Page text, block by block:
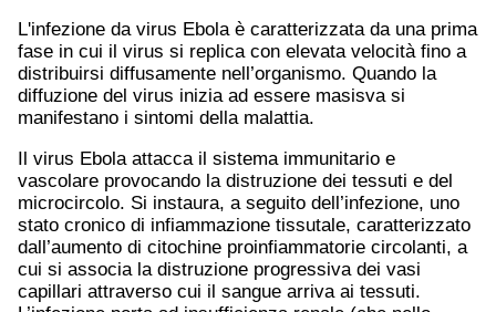
L'infezione da virus Ebola è caratterizzata da una prima
fase in cui il virus si replica con elevata velocità fino a
distribuirsi diffusamente nell’organismo. Quando la
diffuzione del virus inizia ad essere masisva si
manifestano i sintomi della malattia.
Il virus Ebola attacca il sistema immunitario e
vascolare provocando la distruzione dei tessuti e del
microcircolo. Si instaura, a seguito dell’infezione, uno
stato cronico di infiammazione tissutale, caratterizzato
dall’aumento di citochine proinfiammatorie circolanti, a
cui si associa la distruzione progressiva dei vasi
capillari attraverso cui il sangue arriva ai tessuti.